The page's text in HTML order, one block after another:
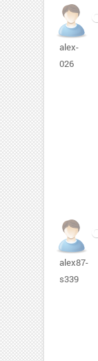
alex-
026
alex87-
s339